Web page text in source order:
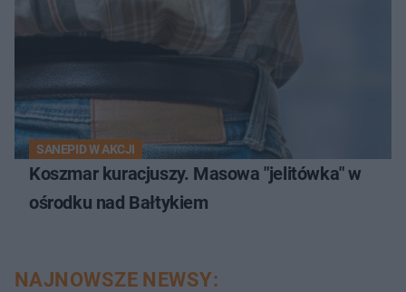
SANEPID W AKCJI
Koszmar kuracjuszy. Masowa "jelitówka" w
ośrodku nad Bałtykiem
NAJNOWSZE NEWSY: